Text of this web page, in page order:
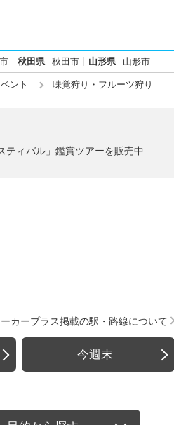
秋田県 秋田市 山形県 山形市
ント 味覚狩り・フルーツ狩り
ティバル」鑑賞ツアーを販売中
カープラス掲載の駅・路線について
今週末